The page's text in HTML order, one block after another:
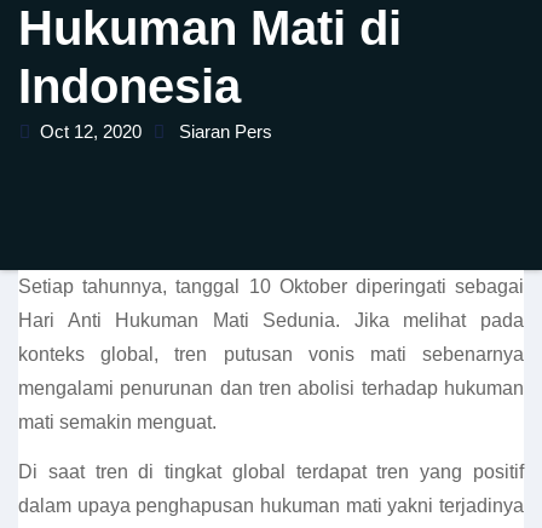
Hukuman Mati di
Indonesia
Oct 12, 2020 Siaran Pers
Setiap tahunnya, tanggal 10 Oktober diperingati sebagai
Hari Anti Hukuman Mati Sedunia. Jika melihat pada
konteks global, tren putusan vonis mati sebenarnya
mengalami penurunan dan tren abolisi terhadap hukuman
mati semakin menguat.
Di saat tren di tingkat global terdapat tren yang positif
dalam upaya penghapusan hukuman mati yakni terjadinya